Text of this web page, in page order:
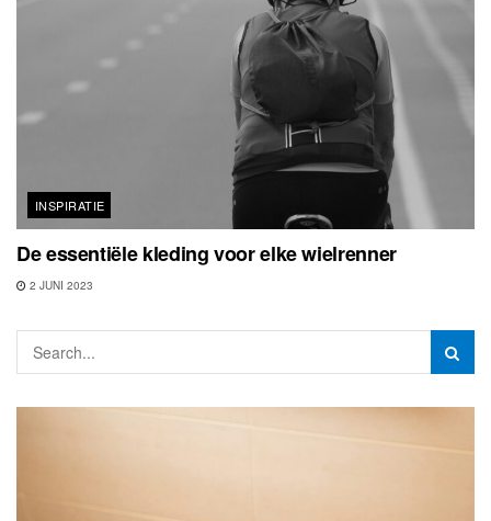
INSPIRATIE
De essentiële kleding voor elke wielrenner
2 JUNI 2023